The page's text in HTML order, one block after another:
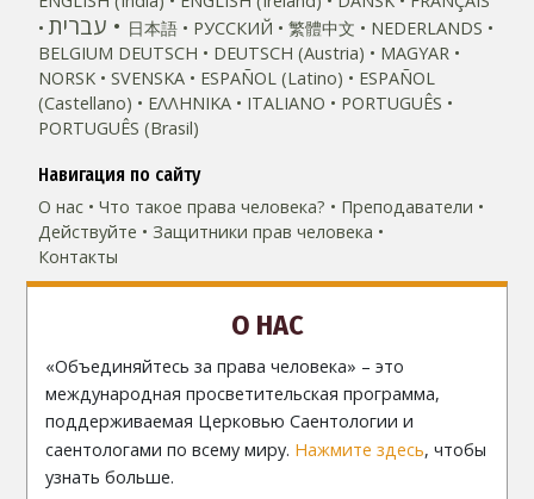
עברית 日本語 РУССКИЙ 繁體中文
NEDERLANDS
BELGIUM DEUTSCH DEUTSCH (Austria)
MAGYAR
NORSK
SVENSKA ESPAÑOL (Latino)
ESPAÑOL
(Castellano)
ΕΛΛΗΝΙΚA ITALIANO
PORTUGUÊS
PORTUGUÊS (Brasil)‎
Навигация по сайту
О нас
Что такое права человека?
Преподаватели
Действуйте
Защитники прав человека
Контакты
О НАС
«Объединяйтесь за права человека» – это
международная просветительская программа,
поддерживаемая Церковью Саентологии и
саентологами по всему миру. Нажмите здесь, чтобы
узнать больше.